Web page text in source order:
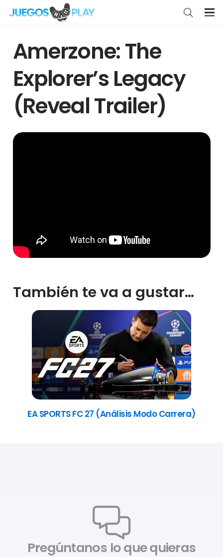
Amerzone: The
Explorer’s Legacy
(Reveal Trailer)
También te va a gustar…
EA SPORTS FC 27 (Análisis Modo Carrera)
Pregúntanos lo que quieras